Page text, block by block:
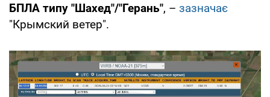
БПЛА типу "Шахед"/"Герань", – зазначає
"Крымский ветер".